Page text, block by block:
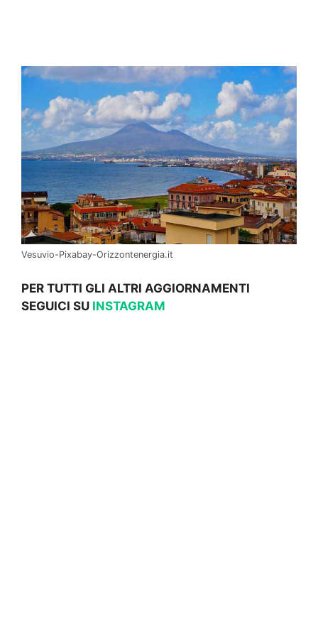
Vesuvio-Pixabay-Orizzontenergia.it
PER TUTTI GLI ALTRI AGGIORNAMENTI
SEGUICI SU INSTAGRAM